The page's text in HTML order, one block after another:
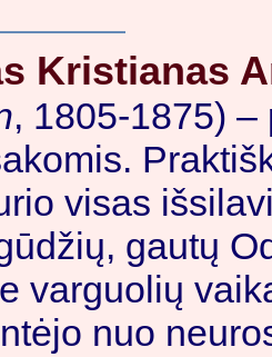
Kristianas
, 1805-1875)
visas
gautų
varguolių
nuo